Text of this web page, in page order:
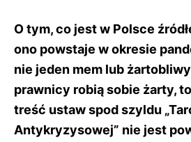
O tym, co jest w Polsce
ono powstaje w okresie
nie jeden mem lub
prawnicy robią sobie żarty,
treść ustaw spod szyldu
Antykryzysowej” nie jest